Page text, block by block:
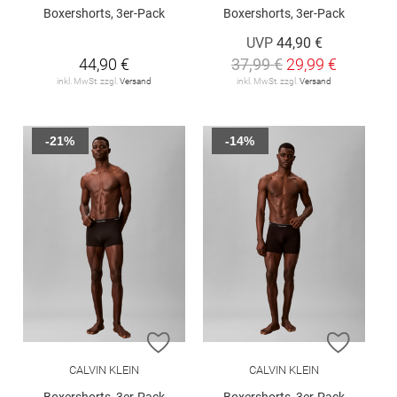
Boxershorts, 3er-Pack
44,90 €
inkl. MwSt. zzgl. Versand
Boxershorts, 3er-Pack
UVP 44,90 €
37,99 € 29,99 €
inkl. MwSt. zzgl. Versand
ZUR WUNSCHLISTE HINZUFÜGEN
CALVIN KLEIN
-21%
ZUR
CALVIN KLEIN
-14%